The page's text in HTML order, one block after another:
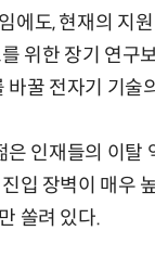
도, 현재의 지
위한 장기 연구
꿀 전자기 기술
인재들의 이탈
입 장벽이 매우
쏠려 있다.